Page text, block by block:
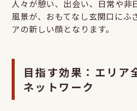
人々が憩い、出会い、日常や非
風景が、おもてなし玄関口にふ
アの新しい顔となります。
目指す効果：エリア
ネットワーク